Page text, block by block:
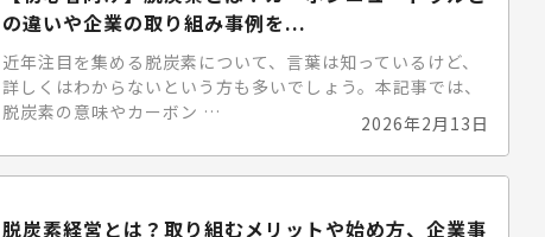
の違いや企業の取り組み事例を...
2026年2月13日
近年注目を集める脱炭素について、言葉は知っているけど、
詳しくはわからないという方も多いでしょう。本記事では、
脱炭素の意味やカーボン …
脱炭素経営とは？取り組むメリットや始め方、企業事